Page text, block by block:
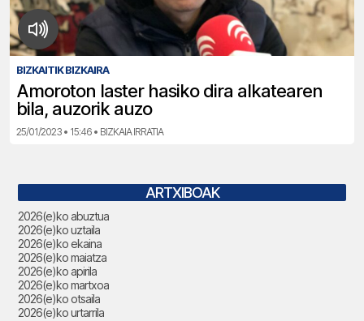
BIZKAITIK BIZKAIRA
Amoroton laster hasiko dira alkatearen
bila, auzorik auzo
25/01/2023 • 15:46 • BIZKAIA IRRATIA
ARTXIBOAK
2026(e)ko abuztua
2026(e)ko uztaila
2026(e)ko ekaina
2026(e)ko maiatza
2026(e)ko apirila
2026(e)ko martxoa
2026(e)ko otsaila
2026(e)ko urtarrila